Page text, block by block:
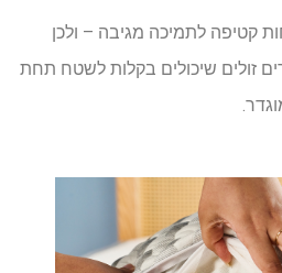
קטיפה לתמיכה מגיבה – ולכן
זולים שיכולים בקלות לשטח תחת